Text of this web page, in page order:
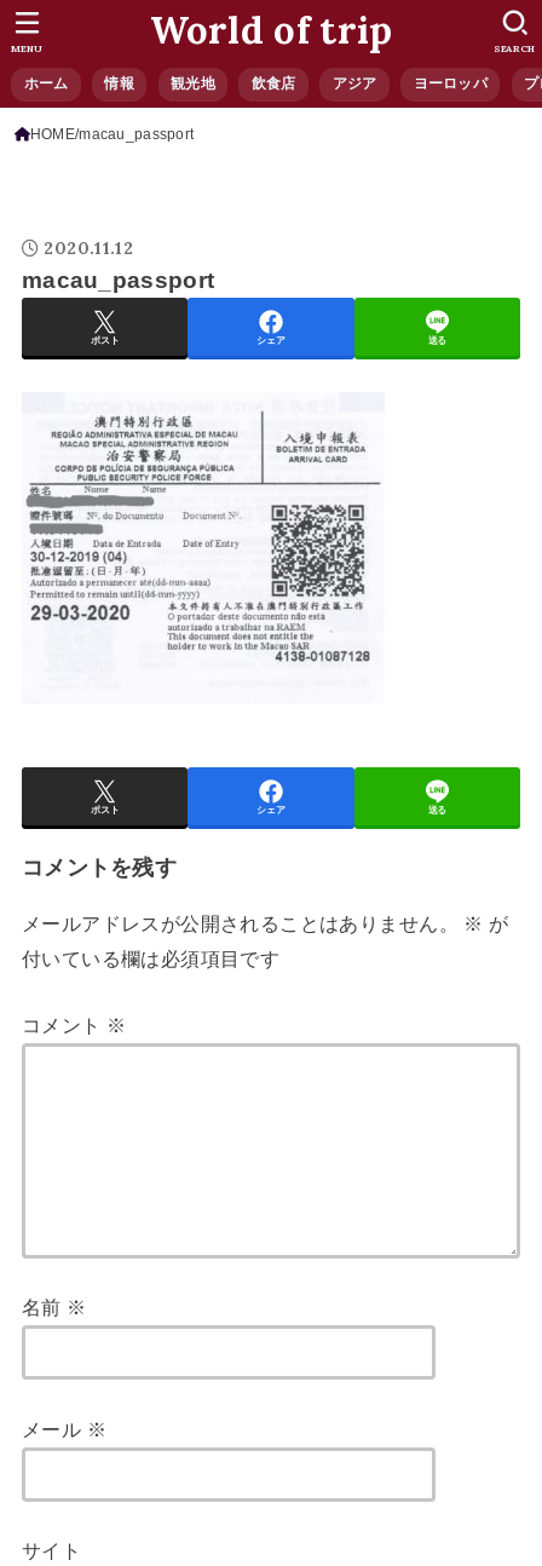
World of trip
ホーム 情報 観光地 飲食店 アジア ヨーロッパ プ
SEARCH
MENU
HOME macau_passport
2020.11.12
macau_passport
ポスト シェア 送る
ポスト シェア 送る
コメントを残す
メールアドレスが公開されることはありません。 ※ が
付いている欄は必須項目です
コメント ※
名前 ※
メール ※
サイト